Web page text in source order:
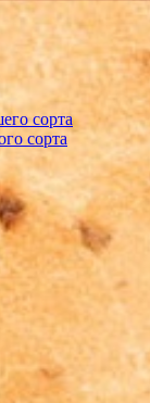
сорта
сорта